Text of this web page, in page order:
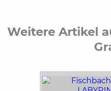
Weitere Artikel